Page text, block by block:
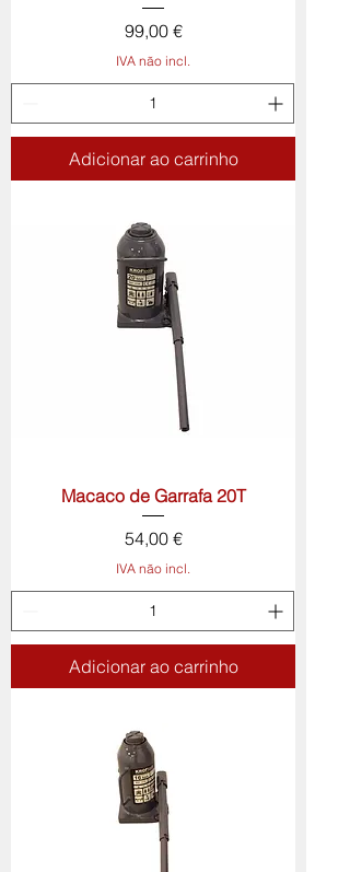
Preço
99,00 €
IVA não incl.
Adicionar ao carrinho
Macaco de Garrafa 20T
Preço
54,00 €
IVA não incl.
Adicionar ao carrinho